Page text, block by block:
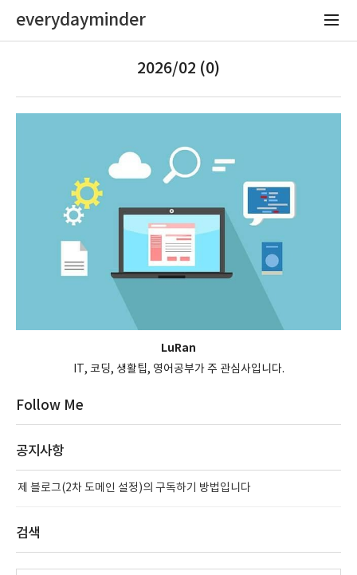
everydayminder
2026/02 (0)
LuRan
IT, 코딩, 생활팁, 영어공부가 주 관심사입니다.
Follow Me
공지사항
제 블로그(2차 도메인 설정)의 구독하기 방법입니다
검색